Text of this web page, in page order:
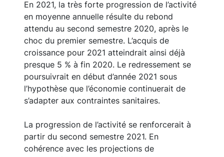
niveau d’activité de fin 2019 avant mi-2022.
2021 et 2022 seraient donc des années de
redressement net mais progressif. La
croissance diminuerait ensuite pour rejoindre,
au-delà de l’horizon de cette prévision, son
rythme potentiel.
En 2021, la très forte progression de l’activité
en moyenne annuelle résulte du rebond
choc du premier semestre. L’acquis de
croissance pour 2021 atteindrait ainsi déjà
presque 5 % à fin 2020. Le redressement se